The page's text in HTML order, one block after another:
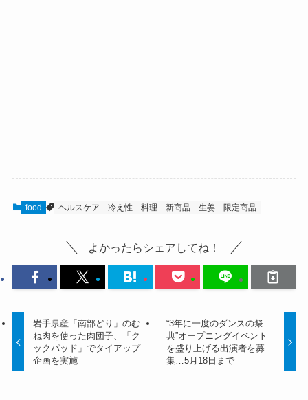
food ヘルスケア 冷え性 料理 新商品 生姜 限定商品
よかったらシェアしてね！
岩手県産「南部どり」のむ
ね肉を使った肉団子、「ク
ックパッド」でタイアップ
企画を実施
“3年に一度のダンスの祭
典”オープニングイベント
を盛り上げる出演者を募
集…5月18日まで